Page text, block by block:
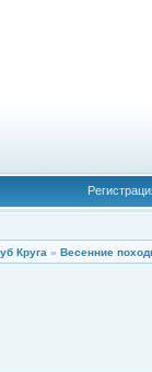
Круга » Весенние